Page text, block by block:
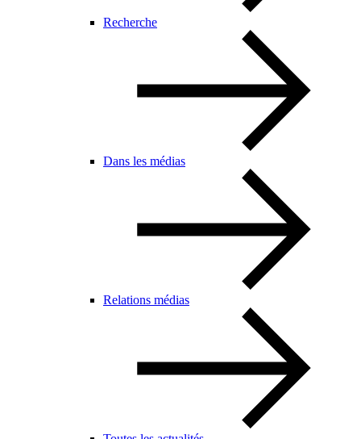
Recherche
Dans les médias
Relations médias